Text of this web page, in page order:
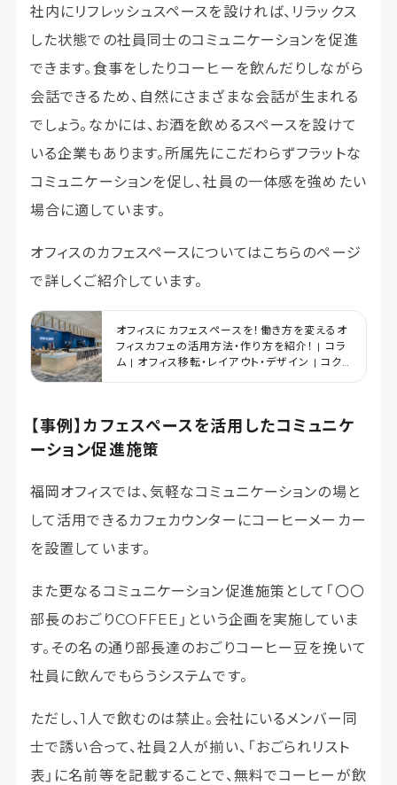
社内にリフレッシュスペースを設ければ、リラックス
した状態での社員同士のコミュニケーションを促進
できます。食事をしたりコーヒーを飲んだりしながら
会話できるため、自然にさまざまな会話が生まれる
でしょう。なかには、お酒を飲めるスペースを設けて
いる企業もあります。所属先にこだわらずフラットな
コミュニケーションを促し、社員の一体感を強めたい
場合に適しています。
オフィスのカフェスペースについてはこちらのページ
で詳しくご紹介しています。
オフィスにカフェスペースを！働き方を変えるオ
フィスカフェの活用方法・作り方を紹介！ | コラ
ム | オフィス移転・レイアウト・デザイン | コク
【事例】カフェスペースを活用したコミュニケ
ーション促進施策
福岡オフィスでは、気軽なコミュニケーションの場と
して活用できるカフェカウンターにコーヒーメーカー
を設置しています。
また更なるコミュニケーション促進施策として「〇〇
部長のおごりCOFFEE」という企画を実施していま
す。その名の通り部長達のおごりコーヒー豆を挽いて
社員に飲んでもらうシステムです。
ただし、1人で飲むのは禁止。会社にいるメンバー同
士で誘い合って、社員２人が揃い、「おごられリスト
表」に名前等を記載することで、無料でコーヒーが飲